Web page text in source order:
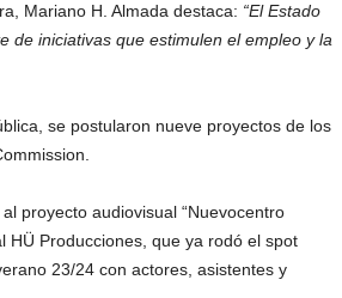
Mariano H. Almada destaca: “El Estado
de iniciativas que estimulen el empleo y la
se postularon nueve proyectos de los
proyecto audiovisual “Nuevocentro
HÜ Producciones, que ya rodó el spot
23/24 con actores, asistentes y